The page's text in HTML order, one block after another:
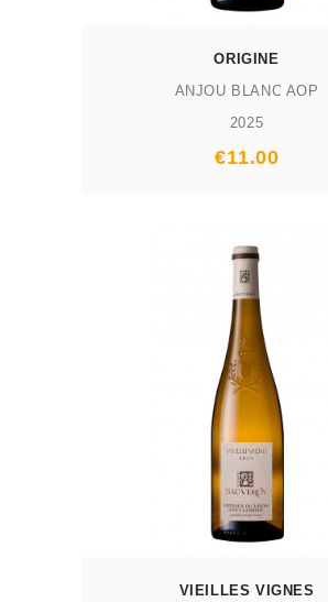
ORIGINE
ANJOU BLANC AOP
2025
Prix
€11.00
VIEILLES VIGNES